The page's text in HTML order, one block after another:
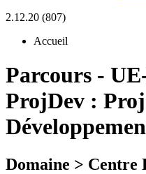
2.12.20 (807)
Accueil
Parcours -
ProjDev :
Domaine > Centre